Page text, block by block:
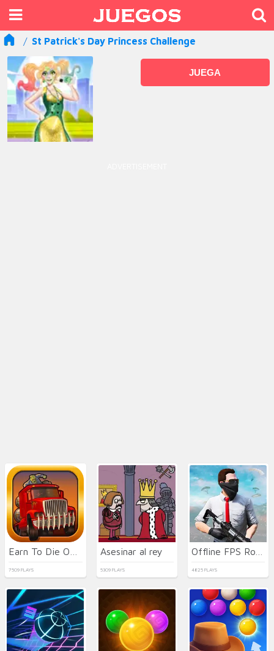
St Patrick's Day Princess Challenge
JUEGA
7509 PLAYS
Asesinar al rey
5309 PLAYS
Offline FPS Royale
4825 PLAYS